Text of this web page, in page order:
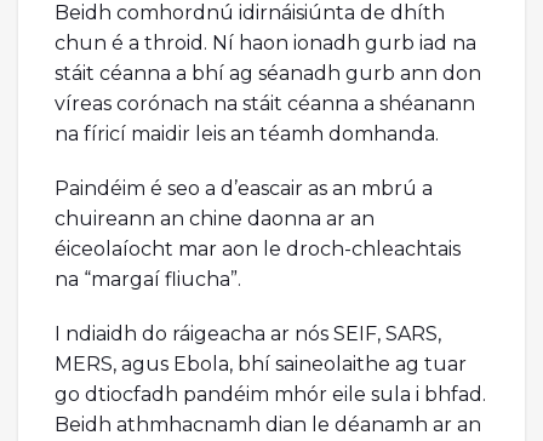
Beidh comhordnú idirnáisiúnta de dhíth
chun é a throid. Ní haon ionadh gurb iad na
stáit céanna a bhí ag séanadh gurb ann don
víreas corónach na stáit céanna a shéanann
na fíricí maidir leis an téamh domhanda.
Paindéim é seo a d’eascair as an mbrú a
chuireann an chine daonna ar an
éiceolaíocht mar aon le droch-chleachtais
na “margaí fliucha”.
I ndiaidh do ráigeacha ar nós SEIF, SARS,
MERS, agus Ebola, bhí saineolaithe ag tuar
go dtiocfadh pandéim mhór eile sula i bhfad.
Beidh athmhacnamh dian le déanamh ar an